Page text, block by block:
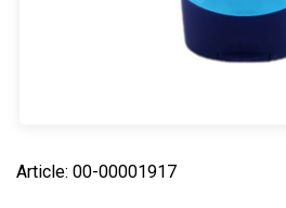
Article: 00-00001917